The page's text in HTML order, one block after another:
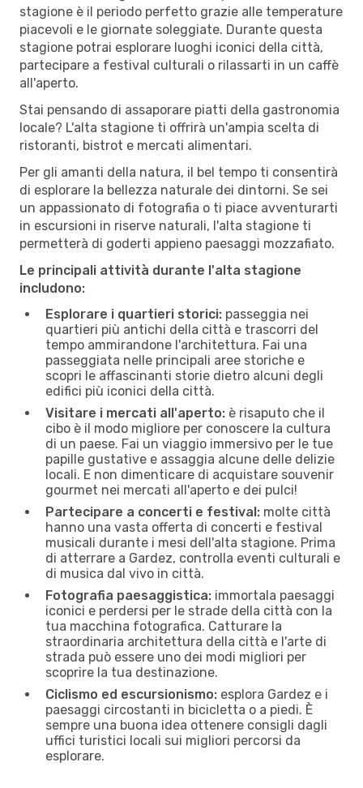
stagione è il periodo perfetto grazie alle temperature
piacevoli e le giornate soleggiate. Durante questa
stagione potrai esplorare luoghi iconici della città,
partecipare a festival culturali o rilassarti in un caffè
all'aperto.
Stai pensando di assaporare piatti della gastronomia
locale? L'alta stagione ti offrirà un'ampia scelta di
ristoranti, bistrot e mercati alimentari.
Per gli amanti della natura, il bel tempo ti consentirà
di esplorare la bellezza naturale dei dintorni. Se sei
un appassionato di fotografia o ti piace avventurarti
in escursioni in riserve naturali, l'alta stagione ti
permetterà di goderti appieno paesaggi mozzafiato.
Le principali attività durante l'alta stagione
includono:
Esplorare i quartieri storici: passeggia nei
quartieri più antichi della città e trascorri del
tempo ammirandone l'architettura. Fai una
passeggiata nelle principali aree storiche e
scopri le affascinanti storie dietro alcuni degli
edifici più iconici della città.
Visitare i mercati all'aperto: è risaputo che il
cibo è il modo migliore per conoscere la cultura
di un paese. Fai un viaggio immersivo per le tue
papille gustative e assaggia alcune delle delizie
locali. E non dimenticare di acquistare souvenir
gourmet nei mercati all'aperto e dei pulci!
Partecipare a concerti e festival: molte città
hanno una vasta offerta di concerti e festival
musicali durante i mesi dell'alta stagione. Prima
di atterrare a Gardez, controlla eventi culturali e
di musica dal vivo in città.
Fotografia paesaggistica: immortala paesaggi
iconici e perdersi per le strade della città con la
tua macchina fotografica. Catturare la
straordinaria architettura della città e l'arte di
strada può essere uno dei modi migliori per
scoprire la tua destinazione.
Ciclismo ed escursionismo: esplora Gardez e i
paesaggi circostanti in bicicletta o a piedi. È
sempre una buona idea ottenere consigli dagli
uffici turistici locali sui migliori percorsi da
esplorare.